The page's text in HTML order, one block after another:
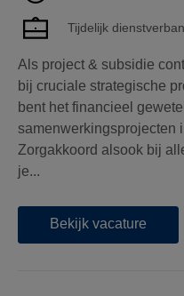
Tijdelijk
Als project & subsidie
bij cruciale strategische
bent het financieel
samenwerkingsprojecten
Zorgakkoord alsook bij
je...
Bekijk vacature